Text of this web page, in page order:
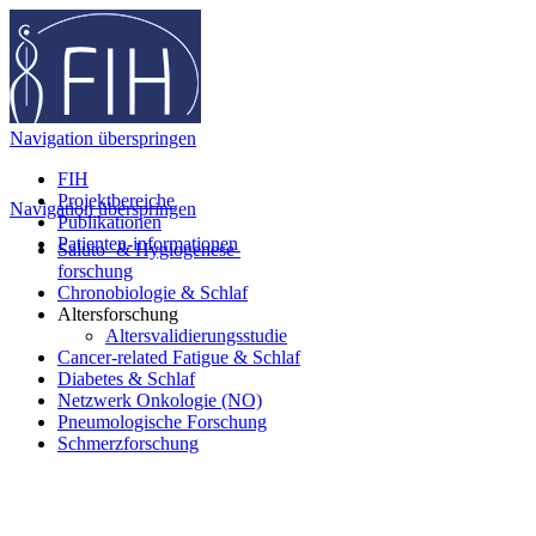
Navigation überspringen
FIH
Projektbereiche
Publikationen
Patienten-informationen
Navigation überspringen
Saluto- & Hygiogenese-
forschung
Chronobiologie & Schlaf
Altersforschung
Altersvalidierungsstudie
Cancer-related Fatigue & Schlaf
Diabetes & Schlaf
Netzwerk Onkologie (NO)
Pneumologische Forschung
Schmerzforschung